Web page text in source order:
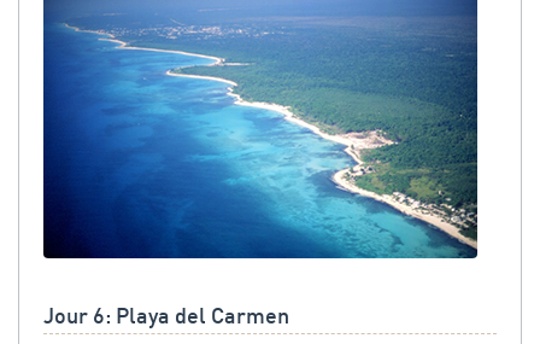
Jour 6: Playa del Carmen